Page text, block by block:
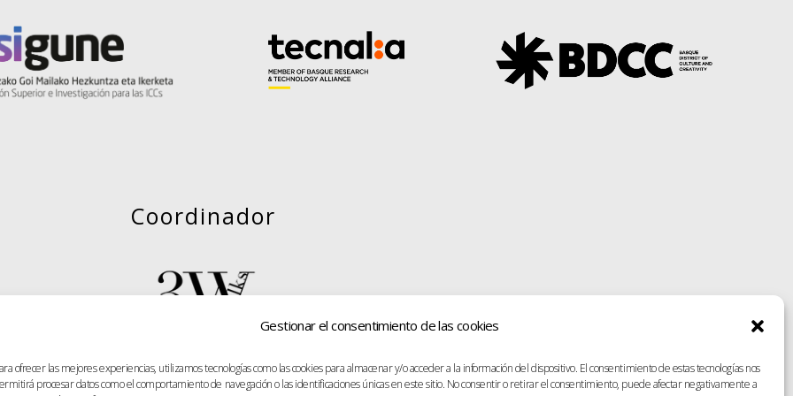
Gestionar el consentimiento de las cookies
ofrecer las mejores experiencias, utilizamos tecnologías como las cookies para almacenar y/o acceder a la información del dispositivo. El consentimiento de estas tecnologías nos
procesar datos como el comportamiento de navegación o las identificaciones únicas en este sitio. No consentir o retirar el consentimiento, puede afectar negativamente a
Coordinador